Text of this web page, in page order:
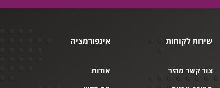
שירות לקוחות
צור קשר מהיר
אינפורמציה
אודות